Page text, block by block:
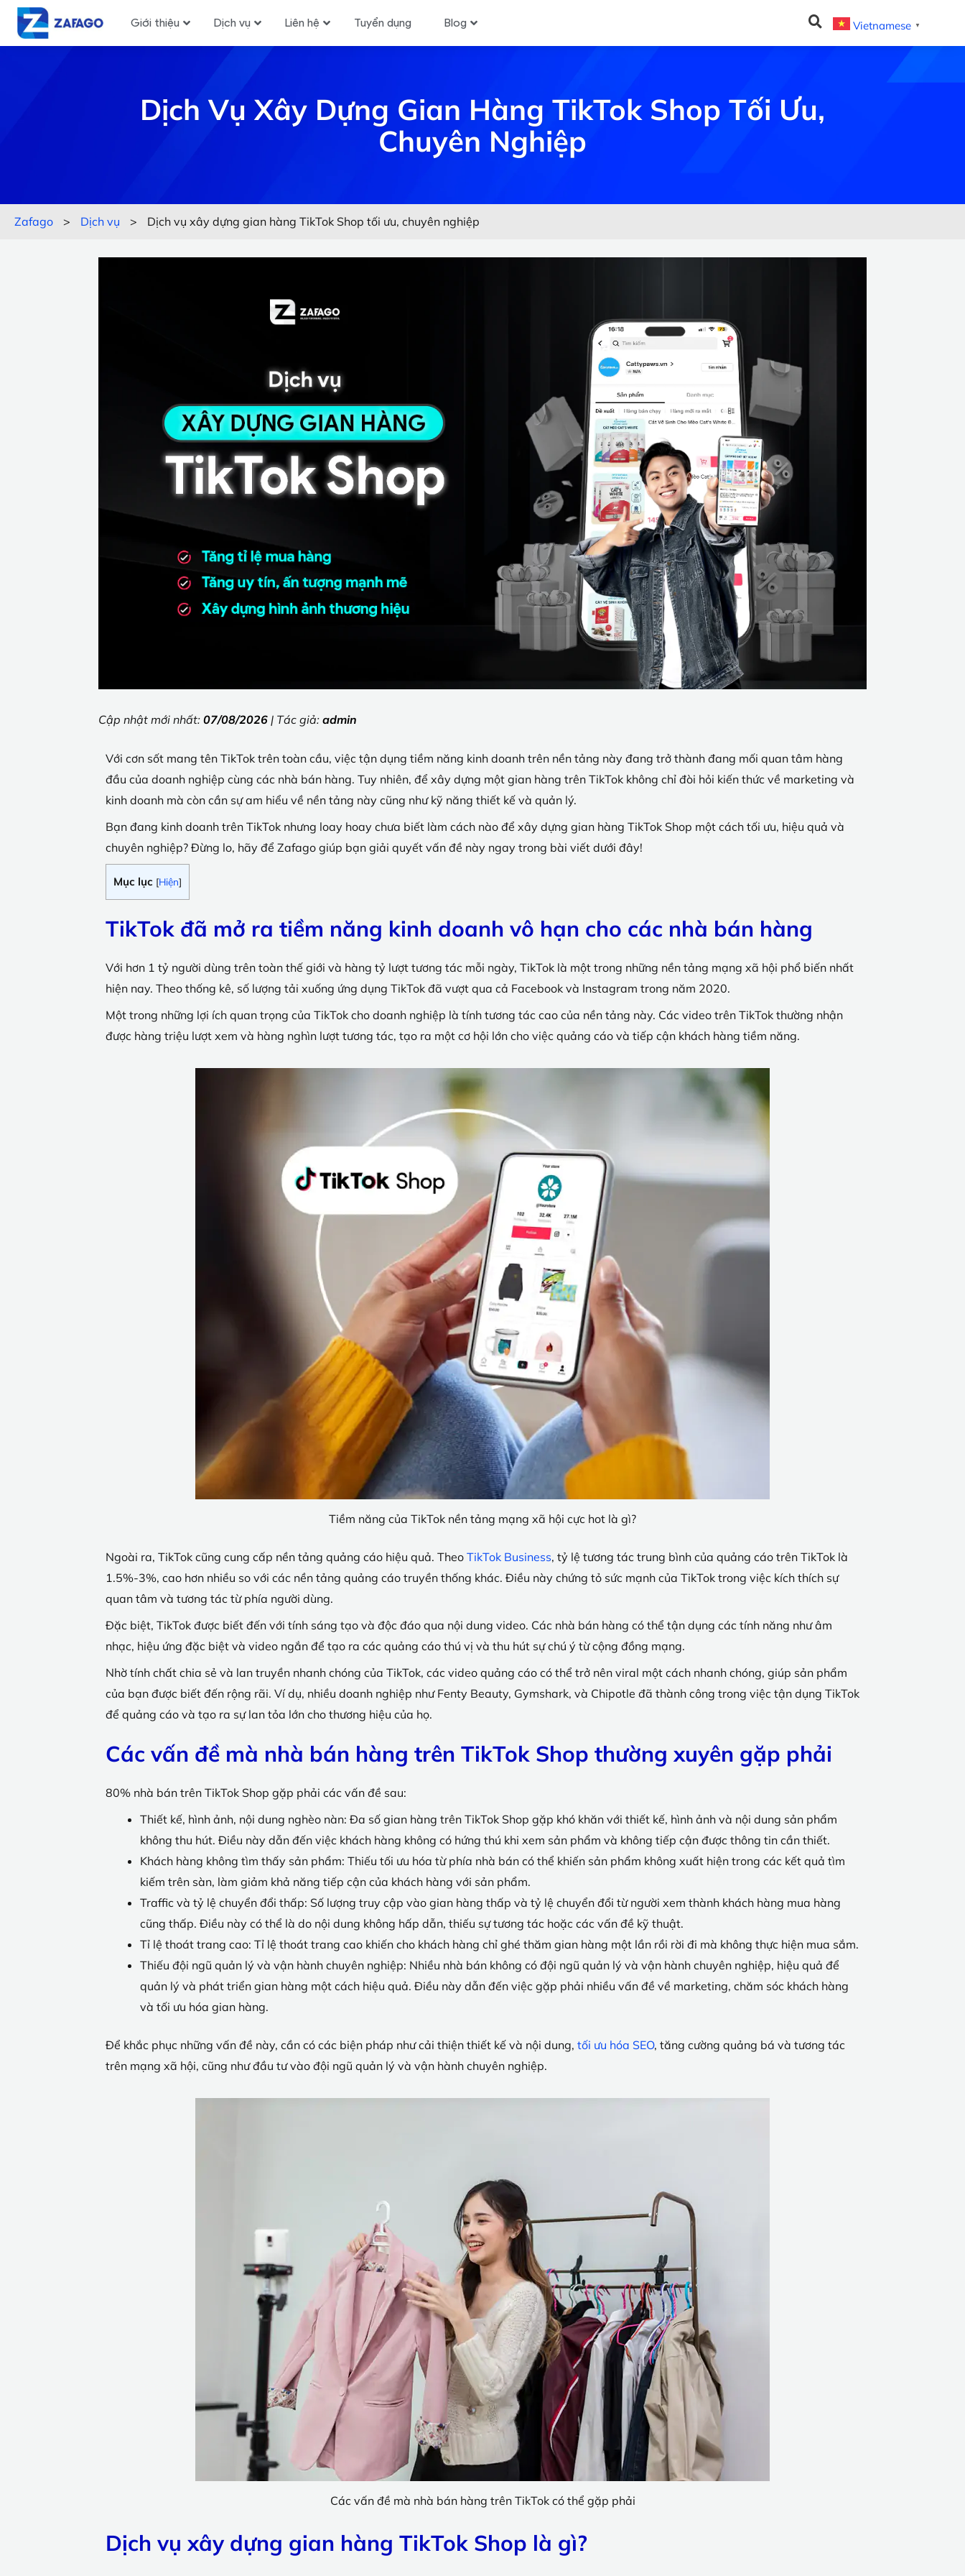
Giới thiệu Dịch vụ Liên hệ Tuyển dụng Blog Vietnamese ▼
Dịch Vụ Xây Dựng Gian Hàng TikTok Shop Tối Ưu,
Chuyên Nghiệp
Zafago > Dịch vụ > Dịch vụ xây dựng gian hàng TikTok Shop tối ưu, chuyên nghiệp
Cập nhật mới nhất: 07/08/2026 | Tác giả: admin
Với cơn sốt mang tên TikTok trên toàn cầu, việc tận dụng tiềm năng kinh doanh trên nền tảng này đang trở thành đang mối quan tâm hàng
đầu của doanh nghiệp cùng các nhà bán hàng. Tuy nhiên, để xây dựng một gian hàng trên TikTok không chỉ đòi hỏi kiến thức về marketing và
kinh doanh mà còn cần sự am hiểu về nền tảng này cũng như kỹ năng thiết kế và quản lý.
Bạn đang kinh doanh trên TikTok nhưng loay hoay chưa biết làm cách nào để xây dựng gian hàng TikTok Shop một cách tối ưu, hiệu quả và
chuyên nghiệp? Đừng lo, hãy để Zafago giúp bạn giải quyết vấn đề này ngay trong bài viết dưới đây!
Mục lục [Hiện]
TikTok đã mở ra tiềm năng kinh doanh vô hạn cho các nhà bán hàng
Với hơn 1 tỷ người dùng trên toàn thế giới và hàng tỷ lượt tương tác mỗi ngày, TikTok là một trong những nền tảng mạng xã hội phổ biến nhất
hiện nay. Theo thống kê, số lượng tải xuống ứng dụng TikTok đã vượt qua cả Facebook và Instagram trong năm 2020.
Một trong những lợi ích quan trọng của TikTok cho doanh nghiệp là tính tương tác cao của nền tảng này. Các video trên TikTok thường nhận
được hàng triệu lượt xem và hàng nghìn lượt tương tác, tạo ra một cơ hội lớn cho việc quảng cáo và tiếp cận khách hàng tiềm năng.
Tiềm năng của TikTok nền tảng mạng xã hội cực hot là gì?
Ngoài ra, TikTok cũng cung cấp nền tảng quảng cáo hiệu quả. Theo TikTok Business, tỷ lệ tương tác trung bình của quảng cáo trên TikTok là
1.5%-3%, cao hơn nhiều so với các nền tảng quảng cáo truyền thống khác. Điều này chứng tỏ sức mạnh của TikTok trong việc kích thích sự
quan tâm và tương tác từ phía người dùng.
Đặc biệt, TikTok được biết đến với tính sáng tạo và độc đáo qua nội dung video. Các nhà bán hàng có thể tận dụng các tính năng như âm
nhạc, hiệu ứng đặc biệt và video ngắn để tạo ra các quảng cáo thú vị và thu hút sự chú ý từ cộng đồng mạng.
Nhờ tính chất chia sẻ và lan truyền nhanh chóng của TikTok, các video quảng cáo có thể trở nên viral một cách nhanh chóng, giúp sản phẩm
của bạn được biết đến rộng rãi. Ví dụ, nhiều doanh nghiệp như Fenty Beauty, Gymshark, và Chipotle đã thành công trong việc tận dụng TikTok
để quảng cáo và tạo ra sự lan tỏa lớn cho thương hiệu của họ.
Các vấn đề mà nhà bán hàng trên TikTok Shop thường xuyên gặp phải
80% nhà bán trên TikTok Shop gặp phải các vấn đề sau:
Thiết kế, hình ảnh, nội dung nghèo nàn: Đa số gian hàng trên TikTok Shop gặp khó khăn với thiết kế, hình ảnh và nội dung sản phẩm
không thu hút. Điều này dẫn đến việc khách hàng không có hứng thú khi xem sản phẩm và không tiếp cận được thông tin cần thiết.
Khách hàng không tìm thấy sản phẩm: Thiếu tối ưu hóa từ phía nhà bán có thể khiến sản phẩm không xuất hiện trong các kết quả tìm
kiếm trên sàn, làm giảm khả năng tiếp cận của khách hàng với sản phẩm.
Traffic và tỷ lệ chuyển đổi thấp: Số lượng truy cập vào gian hàng thấp và tỷ lệ chuyển đổi từ người xem thành khách hàng mua hàng
cũng thấp. Điều này có thể là do nội dung không hấp dẫn, thiếu sự tương tác hoặc các vấn đề kỹ thuật.
Tỉ lệ thoát trang cao: Tỉ lệ thoát trang cao khiến cho khách hàng chỉ ghé thăm gian hàng một lần rồi rời đi mà không thực hiện mua sắm.
Thiếu đội ngũ quản lý và vận hành chuyên nghiệp: Nhiều nhà bán không có đội ngũ quản lý và vận hành chuyên nghiệp, hiệu quả để
quản lý và phát triển gian hàng một cách hiệu quả. Điều này dẫn đến việc gặp phải nhiều vấn đề về marketing, chăm sóc khách hàng
và tối ưu hóa gian hàng.
Để khắc phục những vấn đề này, cần có các biện pháp như cải thiện thiết kế và nội dung, tối ưu hóa SEO, tăng cường quảng bá và tương tác
trên mạng xã hội, cũng như đầu tư vào đội ngũ quản lý và vận hành chuyên nghiệp.
Các vấn đề mà nhà bán hàng trên TikTok có thể gặp phải
Dịch vụ xây dựng gian hàng TikTok Shop là gì?